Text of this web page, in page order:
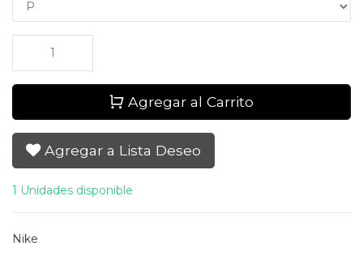
Agregar al Carrito
Agregar a Lista Deseo
1 Unidades disponible
Nike